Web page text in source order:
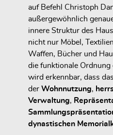
auf Befehl Christoph
außergewöhnlich
innere Struktur des
nicht nur Möbel,
Waffen, Bücher und
die funktionale Ordnung
wird erkennbar, dass
der Wohnnutzung,
Verwaltung,
dynastischen